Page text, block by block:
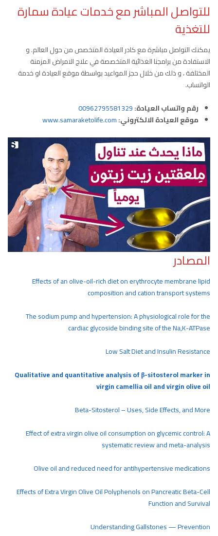
للتواصل المباشر مع خدمات عيادة سمارة
للتغذية
يمكنك التواصل مباشرة مع كادر العيادة المتخصص من حول العالم. و
الاستفادة من برامجنا الغذائية المتخصصة في علاج الامراض المزمنة
المختلفة ، و ذلك من خلال حجز المواعيد بواسطة موقع العيادة او خدمة
الواتساب.
رقم واتساب العيادة:00962795581329
موقع العيادة الالكتروني:www.samaraketolife.com
المصادر
Effects of an olive-oil-rich diet on erythrocyte membrane lipid
composition and cation transport systems
The sodium pump and hypertension: A physiological role for the
cardiac glycoside binding site of the Na,K-ATPase
Low Salt Diet and Insulin Resistance
Qualitative and quantitative analysis of β-sitosterol marker in
virgin camellia oil and virgin olive oil
Beta-Sitosterol – Uses, Side Effects, and More
Effect of extra virgin olive oil consumption on glycemic control: A
systematic review and meta-analysis
Olive oil and reduced need for antihypertensive medications
Effects of Extra Virgin Olive Oil Polyphenols on Pancreatic Beta-Cell
Function and Survival
Understanding Gallstones — Prevention